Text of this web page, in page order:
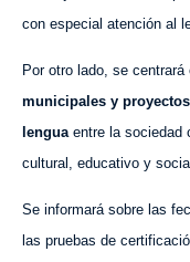
con especial atención al
Por otro lado, se
municipales y
lengua entre la sociedad
cultural, educativo y
Se informará sobre las
las pruebas de